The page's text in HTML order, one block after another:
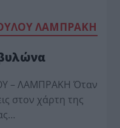
ΛΑΜΠΡΑΚΗ
– ΛΑΜΠΡΑΚΗ Όταν
στον χάρτη της